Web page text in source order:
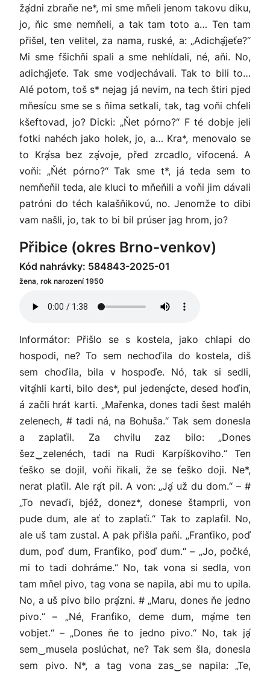
žḁ́dni zbraňe ne*, mi sme mňeli jenom takovu diku,
jo, ňic sme nemňeli, a tak tam toto a… Ten tam
přišel, ten velitel, za nama, ruské, a: „Adichḁ́jeťe?“
Mi sme fšichňi spali a sme nehlídali, né, aňi. No,
adichḁ́jeťe. Tak sme vodjechávali. Tak to bili to…
Alé potom, toš s* nejag já nevim, na tech štiri pjed
mňesícu sme se s ňima setkali, tak, tag voňi chťeli
kšeftovad, jo? Dicki: „Ňet pórno?“ F té dobje jeli
fotki nahéch jako holek, jo, a… Kra*, menovalo se
to Krḁ́sa bez zḁ́voje, před zrcadlo, vifocená. A
voňi: „Ňét pórno?“ Tak sme t*, já teda sem to
nemňeňil teda, ale kluci to mňeňili a voňi jim dávali
patróni do téch kalašňikovú, no. Jenomže to dibi
vam našli, jo, tak to bi bil prúser jag hrom, jo?
Přibice (okres Brno-venkov)
Kód nahrávky: 584843-2025-01
žena, rok narození 1950
Informátor: Přišlo se s kostela, jako chlapi do
hospodi, ne? To sem nechoďila do kostela, diš
sem choďila, bila v hospoďe. Nó, tak si sedli,
vitḁ́hli karti, bilo des*, pul jedenḁ́cte, desed hoďin,
á začli hrát karti. „Mařenka, dones tadi šest maléh
zelenech, # tadi ná, na Bohuša.“ Tak sem donesla
a zaplaťil. Za chvilu zaz bilo: „Dones
šez‿zelenéch, tadi na Rudi Karpíškoviho.“ Ten
ťeško se dojil, voňi řikali, že se ťeško doji. Ne*,
nerat plaťil. Ale rḁ́t pil. A von: „Jḁ́ už du dom.“ – #
„To nevaďi, bjéž, donez*, donese štamprli, von
pude dum, ale ať to zaplaťi.“ Tak to zaplaťil. No,
ale uš tam zustal. A pak přišla paňi. „Franťiko, poď
dum, poď dum, Franťiko, poď dum.“ – „Jo, počké,
mi to tadi dohráme.“ No, tak vona si sedla, von
tam mňel pivo, tag vona se napila, abi mu to upila.
No, a uš pivo bilo prḁ́zni. # „Maru, dones ňe jedno
pivo.“ – „Né, Franťiko, deme dum, mḁ́me ten
vobjet.“ – „Dones ňe to jedno pivo.“ No, tak jḁ́
sem‿musela poslúchat, ne? Tak sem šla, donesla
sem pivo. N*, a tag vona zas‿se napila: „Te,